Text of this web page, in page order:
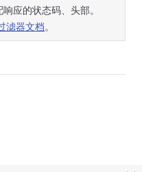
响应的状态码、头部。
滤器文档。